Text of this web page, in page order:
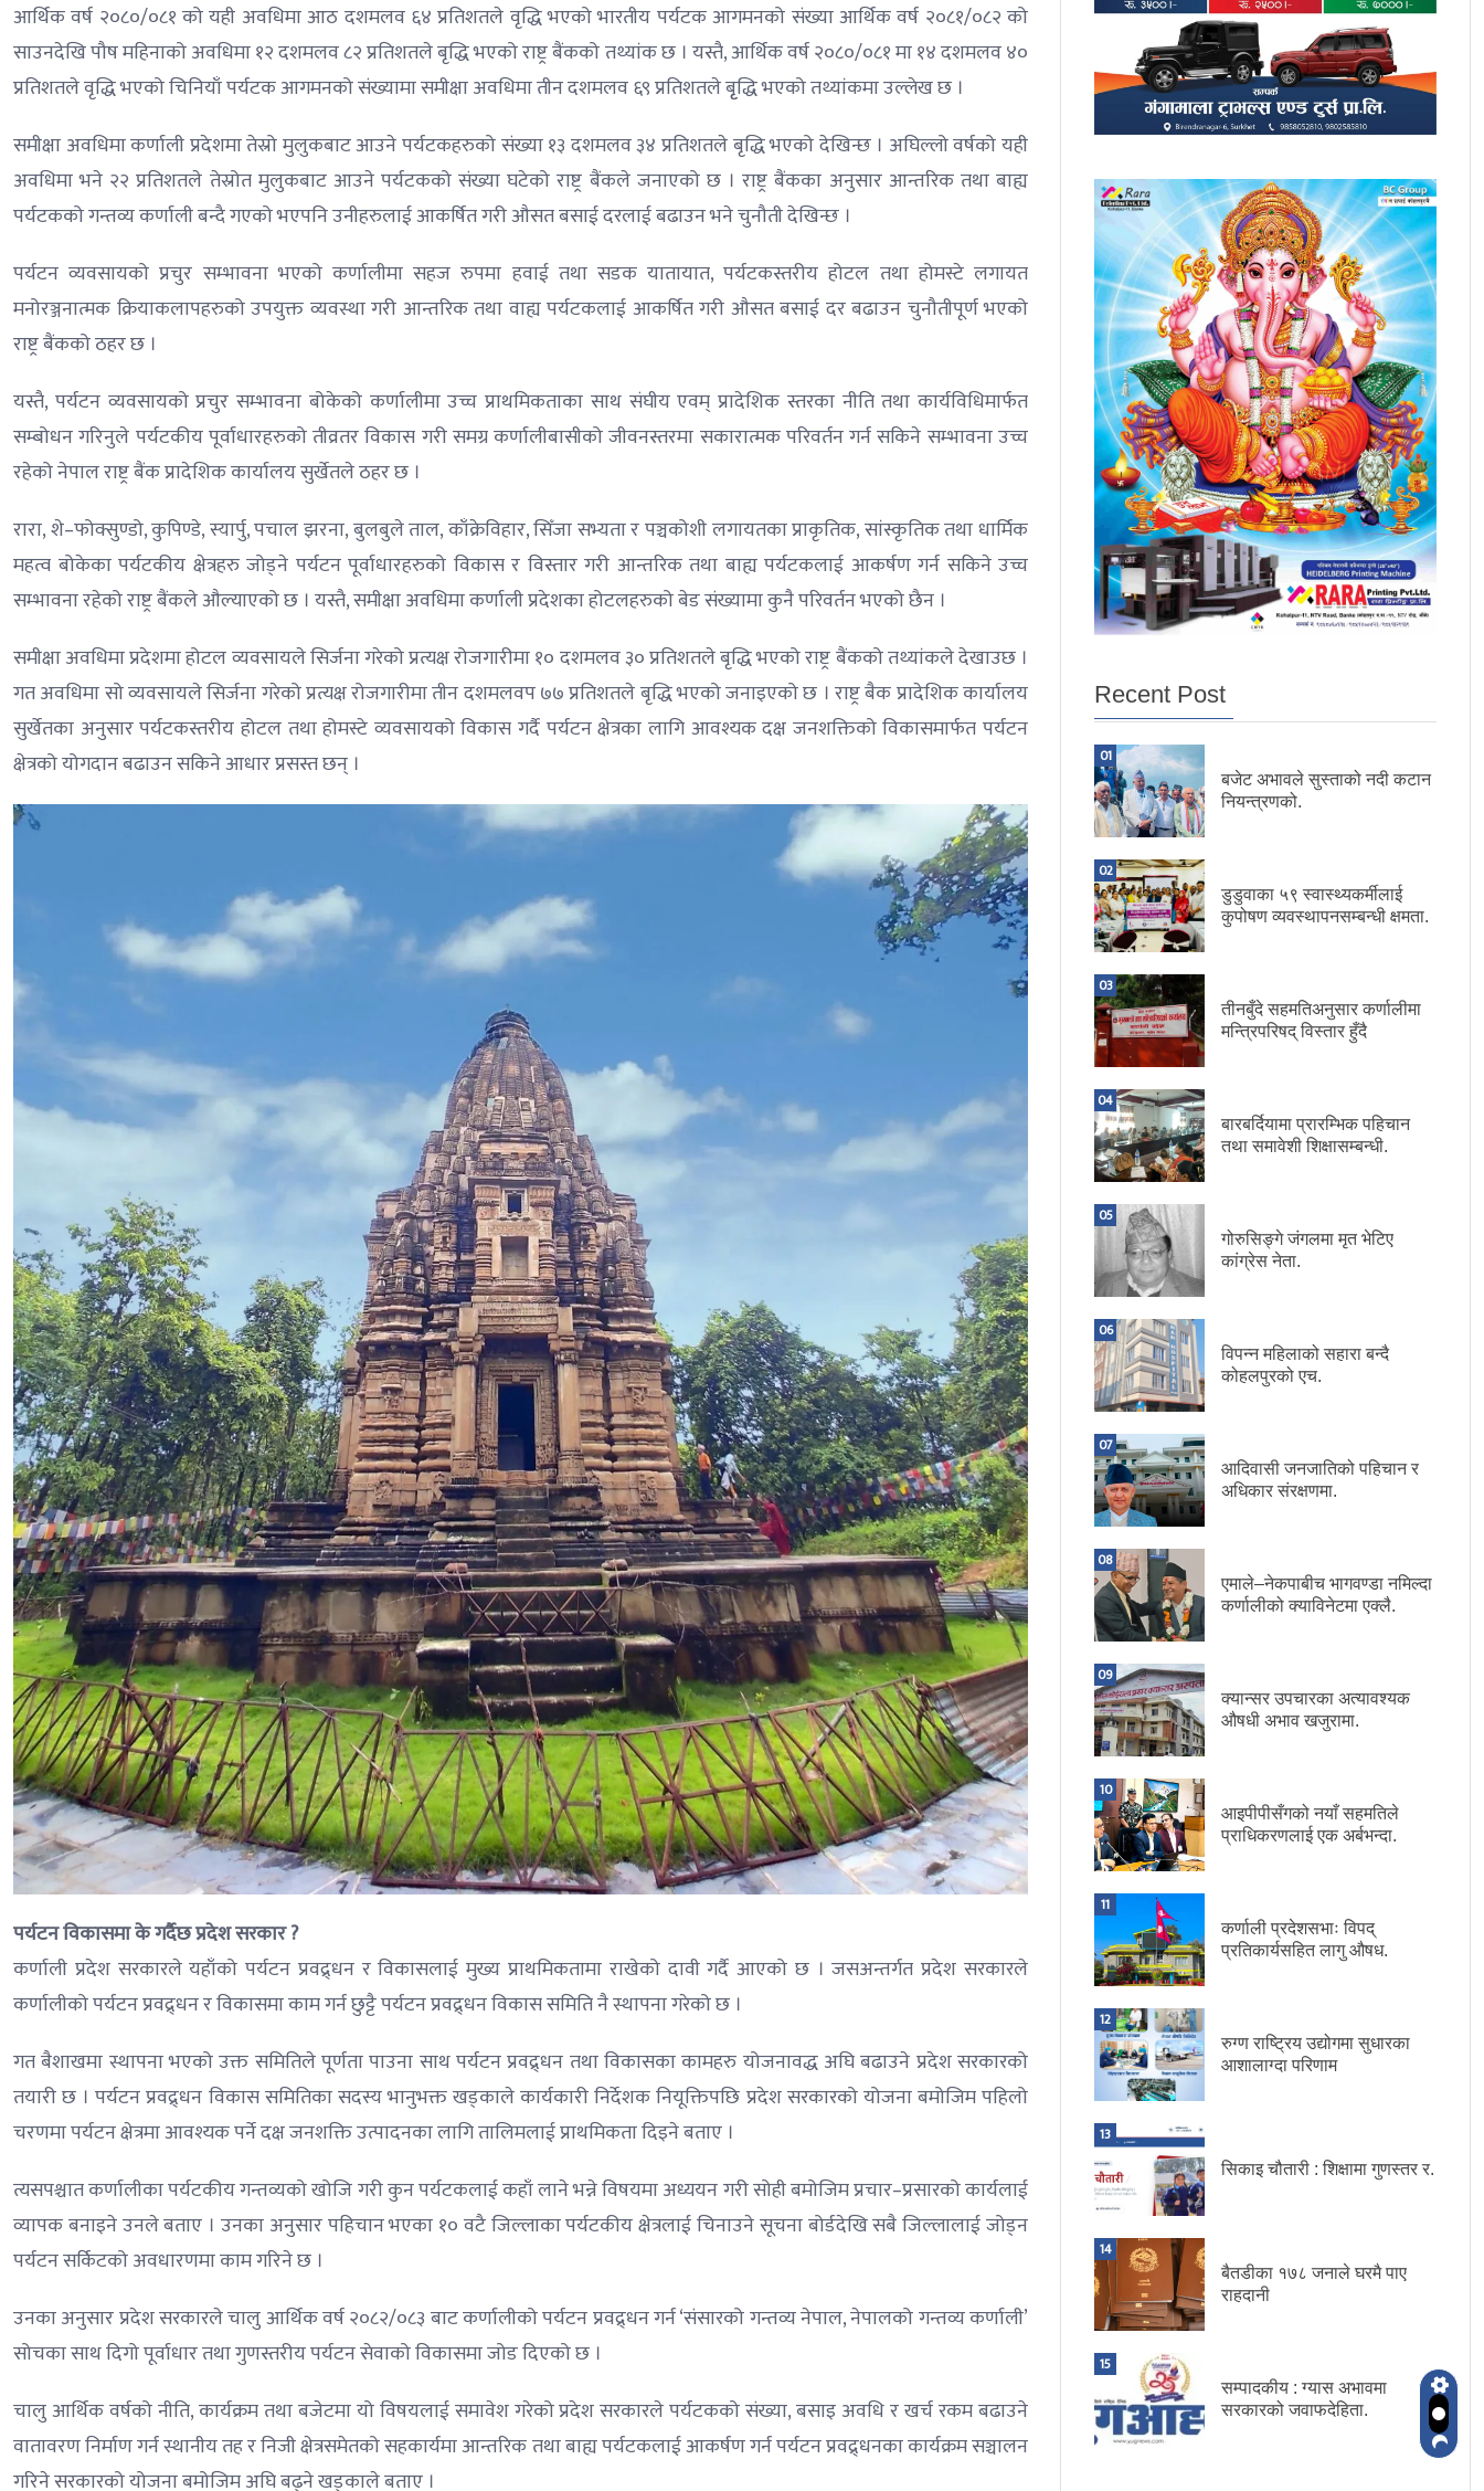
आर्थिक वर्ष २०८०/०८१ को यही अवधिमा आठ दशमलव ६४ प्रतिशतले वृद्धि भएको भारतीय पर्यटक आगमनको संख्या आर्थिक वर्ष २०८१/०८२ को
साउनदेखि पौष महिनाको अवधिमा १२ दशमलव ८२ प्रतिशतले बृद्धि भएको राष्ट्र बैंकको तथ्यांक छ । यस्तै, आर्थिक वर्ष २०८०/०८१ मा १४ दशमलव ४०
प्रतिशतले वृद्धि भएको चिनियाँ पर्यटक आगमनको संख्यामा समीक्षा अवधिमा तीन दशमलव ६९ प्रतिशतले बृृद्धि भएको तथ्यांकमा उल्लेख छ ।
समीक्षा अवधिमा कर्णाली प्रदेशमा तेस्रो मुलुकबाट आउने पर्यटकहरुको संख्या १३ दशमलव ३४ प्रतिशतले बृद्धि भएको देखिन्छ । अघिल्लो वर्षको यही
अवधिमा भने २२ प्रतिशतले तेस्रोत मुलुकबाट आउने पर्यटकको संख्या घटेको राष्ट्र बैंकले जनाएको छ । राष्ट्र बैंकका अनुसार आन्तरिक तथा बाह्य
पर्यटकको गन्तव्य कर्णाली बन्दै गएको भएपनि उनीहरुलाई आकर्षित गरी औसत बसाई दरलाई बढाउन भने चुनौती देखिन्छ ।
पर्यटन व्यवसायको प्रचुर सम्भावना भएको कर्णालीमा सहज रुपमा हवाई तथा सडक यातायात, पर्यटकस्तरीय होटल तथा होमस्टे लगायत
मनोरञ्जनात्मक क्रियाकलापहरुको उपयुक्त व्यवस्था गरी आन्तरिक तथा वाह्य पर्यटकलाई आकर्षित गरी औसत बसाई दर बढाउन चुनौतीपूर्ण भएको
राष्ट्र बैंकको ठहर छ ।
यस्तै, पर्यटन व्यवसायको प्रचुर सम्भावना बोकेको कर्णालीमा उच्च प्राथमिकताका साथ संघीय एवम् प्रादेशिक स्तरका नीति तथा कार्यविधिमार्फत
सम्बोधन गरिनुले पर्यटकीय पूर्वाधारहरुको तीव्रतर विकास गरी समग्र कर्णालीबासीको जीवनस्तरमा सकारात्मक परिवर्तन गर्न सकिने सम्भावना उच्च
रहेको नेपाल राष्ट्र बैंक प्रादेशिक कार्यालय सुर्खेतले ठहर छ ।
रारा, शे–फोक्सुण्डो, कुपिण्डे, स्यार्पु, पचाल झरना, बुलबुले ताल, काँक्रेविहार, सिँजा सभ्यता र पञ्चकोशी लगायतका प्राकृतिक, सांस्कृतिक तथा धार्मिक
महत्व बोकेका पर्यटकीय क्षेत्रहरु जोड्ने पर्यटन पूर्वाधारहरुको विकास र विस्तार गरी आन्तरिक तथा बाह्य पर्यटकलाई आकर्षण गर्न सकिने उच्च
सम्भावना रहेको राष्ट्र बैंकले औल्याएको छ । यस्तै, समीक्षा अवधिमा कर्णाली प्रदेशका होटलहरुको बेड संख्यामा कुनै परिवर्तन भएको छैन ।
समीक्षा अवधिमा प्रदेशमा होटल व्यवसायले सिर्जना गरेको प्रत्यक्ष रोजगारीमा १० दशमलव ३० प्रतिशतले बृद्धि भएको राष्ट्र बैंकको तथ्यांकले देखाउछ ।
गत अवधिमा सो व्यवसायले सिर्जना गरेको प्रत्यक्ष रोजगारीमा तीन दशमलवप ७७ प्रतिशतले बृद्धि भएको जनाइएको छ । राष्ट्र बैक प्रादेशिक कार्यालय
सुर्खेतका अनुसार पर्यटकस्तरीय होटल तथा होमस्टे व्यवसायको विकास गर्दै पर्यटन क्षेत्रका लागि आवश्यक दक्ष जनशक्तिको विकासमार्फत पर्यटन
क्षेत्रको योगदान बढाउन सकिने आधार प्रसस्त छन् ।
पर्यटन विकासमा के गर्दैछ प्रदेश सरकार ?
कर्णाली प्रदेश सरकारले यहाँको पर्यटन प्रवद्र्धन र विकासलाई मुख्य प्राथमिकतामा राखेको दावी गर्दै आएको छ । जसअन्तर्गत प्रदेश सरकारले
कर्णालीको पर्यटन प्रवद्र्धन र विकासमा काम गर्न छुट्टै पर्यटन प्रवद्र्धन विकास समिति नै स्थापना गरेको छ ।
गत बैशाखमा स्थापना भएको उक्त समितिले पूर्णता पाउना साथ पर्यटन प्रवद्र्धन तथा विकासका कामहरु योजनावद्ध अघि बढाउने प्रदेश सरकारको
तयारी छ । पर्यटन प्रवद्र्धन विकास समितिका सदस्य भानुभक्त खड्काले कार्यकारी निर्देशक नियूक्तिपछि प्रदेश सरकारको योजना बमोजिम पहिलो
चरणमा पर्यटन क्षेत्रमा आवश्यक पर्ने दक्ष जनशक्ति उत्पादनका लागि तालिमलाई प्राथमिकता दिइने बताए ।
त्यसपश्चात कर्णालीका पर्यटकीय गन्तव्यको खोजि गरी कुन पर्यटकलाई कहाँ लाने भन्ने विषयमा अध्ययन गरी सोही बमोजिम प्रचार–प्रसारको कार्यलाई
व्यापक बनाइने उनले बताए । उनका अनुसार पहिचान भएका १० वटै जिल्लाका पर्यटकीय क्षेत्रलाई चिनाउने सूचना बोर्डदेखि सबै जिल्लालाई जोड्न
पर्यटन सर्किटको अवधारणमा काम गरिने छ ।
उनका अनुसार प्रदेश सरकारले चालु आर्थिक वर्ष २०८२/०८३ बाट कर्णालीको पर्यटन प्रवद्र्धन गर्न ‘संसारको गन्तव्य नेपाल, नेपालको गन्तव्य कर्णाली’
सोचका साथ दिगो पूर्वाधार तथा गुणस्तरीय पर्यटन सेवाको विकासमा जोड दिएको छ ।
चालु आर्थिक वर्षको नीति, कार्यक्रम तथा बजेटमा यो विषयलाई समावेश गरेको प्रदेश सरकारले पर्यटकको संख्या, बसाइ अवधि र खर्च रकम बढाउने
वातावरण निर्माण गर्न स्थानीय तह र निजी क्षेत्रसमेतको सहकार्यमा आन्तरिक तथा बाह्य पर्यटकलाई आकर्षण गर्न पर्यटन प्रवद्र्धनका कार्यक्रम सञ्चालन
गरिने सरकारको योजना बमोजिम अघि बढ्ने खड्काले बताए ।
Recent Post
01
बजेट अभावले सुस्ताको नदी कटान
नियन्त्रणको.
02
डुडुवाका ५९ स्वास्थ्यकर्मीलाई
कुपोषण व्यवस्थापनसम्बन्धी क्षमता.
03
तीनबुँदे सहमतिअनुसार कर्णालीमा
मन्त्रिपरिषद् विस्तार हुँदै
04
बारबर्दियामा प्रारम्भिक पहिचान
तथा समावेशी शिक्षासम्बन्धी.
05
गोरुसिङ्गे जंगलमा मृत भेटिए
कांग्रेस नेता.
06
विपन्न महिलाको सहारा बन्दै
कोहलपुरको एच.
07
आदिवासी जनजातिको पहिचान र
अधिकार संरक्षणमा.
08
एमाले–नेकपाबीच भागवण्डा नमिल्दा
कर्णालीको क्याविनेटमा एक्लै.
09
क्यान्सर उपचारका अत्यावश्यक
औषधी अभाव खजुरामा.
10
आइपीपीसँगको नयाँ सहमतिले
प्राधिकरणलाई एक अर्बभन्दा.
11
कर्णाली प्रदेशसभाः विपद्
प्रतिकार्यसहित लागु औषध.
12
रुग्ण राष्ट्रिय उद्योगमा सुधारका
आशालाग्दा परिणाम
13
सिकाइ चौतारी : शिक्षामा गुणस्तर र.
14
बैतडीका १७८ जनाले घरमै पाए
राहदानी
15
सम्पादकीय : ग्यास अभावमा
सरकारको जवाफदेहिता.